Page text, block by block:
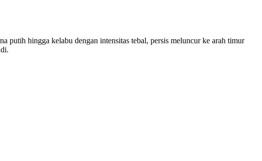
putih hingga kelabu dengan intensitas tebal, persis meluncur ke arah timur